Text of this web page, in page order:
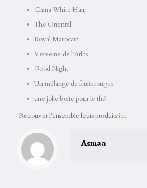
China White Hair
Thé Oriental
Royal Marocain
Verveine de l’Atlas
Good Night
Un mélange de fruits rouges
une jolie boite pour le thé
Retrouver l’ensemble leurs produitsici.
Asmaa